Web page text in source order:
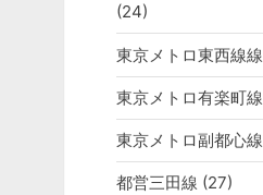
(24)
東京メトロ東西線線
東京メトロ有楽町線
東京メトロ副都心線
都営三田線 (27)